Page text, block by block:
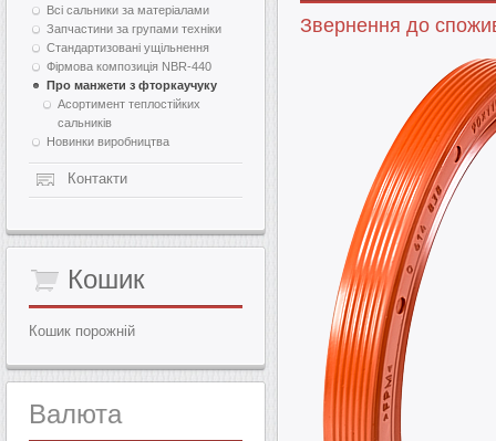
Звернення до
Всі сальники за матеріалами
Запчастини за групами техніки
Стандартизовані ущільнення
Фірмова композиція NBR-440
Про манжети з фторкаучуку
Асортимент теплостійких
сальників
Новинки виробництва
Контакти
Кошик
Кошик порожній
Валюта